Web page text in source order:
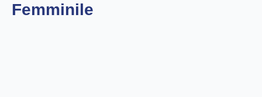
Femminile